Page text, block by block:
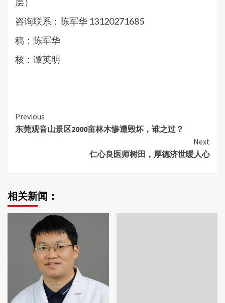
咨询联系：陈军华 13120271685
稿：陈军华
核：谭英明
Continue
Reading
Previous
东莞观音山景区2000亩林木惨遭毁坏，谁之过？
Next
仁心良医师树田，厚德济世暖人心
相关新闻：